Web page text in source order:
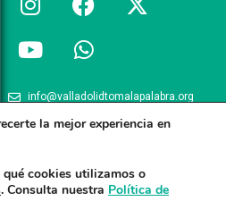
info@valladolidtomalapalabra.org
+34 983 426 124
la mejor experiencia en
qué cookies utilizamos o
. Consulta nuestra Política de